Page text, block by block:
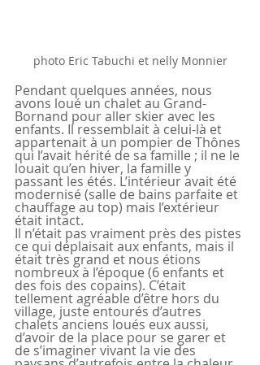
photo Eric Tabuchi et nelly Monnier
Pendant quelques années, nous
avons loué un chalet au Grand-
Bornand pour aller skier avec les
enfants. Il ressemblait à celui-là et
appartenait à un pompier de Thônes
qui l’avait hérité de sa famille ; il ne le
louait qu’en hiver, la famille y
passant les étés. L’intérieur avait été
modernisé (salle de bains parfaite et
chauffage au top) mais l’extérieur
était intact.
Il n’était pas vraiment près des pistes
ce qui déplaisait aux enfants, mais il
était très grand et nous étions
nombreux à l’époque (6 enfants et
des fois des copains). C’était
tellement agréable d’être hors du
village, juste entourés d’autres
chalets anciens loués eux aussi,
d’avoir de la place pour se garer et
de s’imaginer vivant la vie des